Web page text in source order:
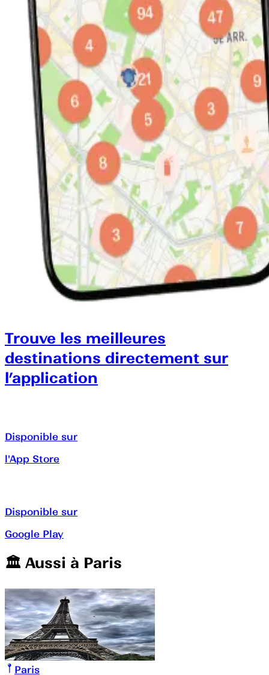
Trouve les meilleures
destinations directement sur
l’application
Disponible sur
l'App Store
Disponible sur
Google Play
🏛️️ Aussi à Paris
Paris